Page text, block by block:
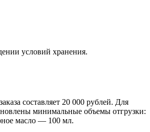
условий хранения.
составляет 20 000 рублей. Для
минимальные объемы отгрузки:
масло — 100 мл.